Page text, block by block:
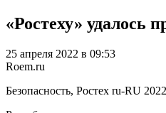
«Ростеху» удалось
25 апреля 2022 в 09:53
Roem.ru
Безопасность, Ростех ru-RU 2022